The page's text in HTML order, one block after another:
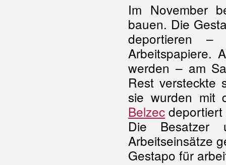
Im November
bauen. Die
deportieren
Arbeitspapiere.
werden – am
Rest versteckte
sie wurden mit
Belzec
Die
Arbeitseinsätze
Gestapo für